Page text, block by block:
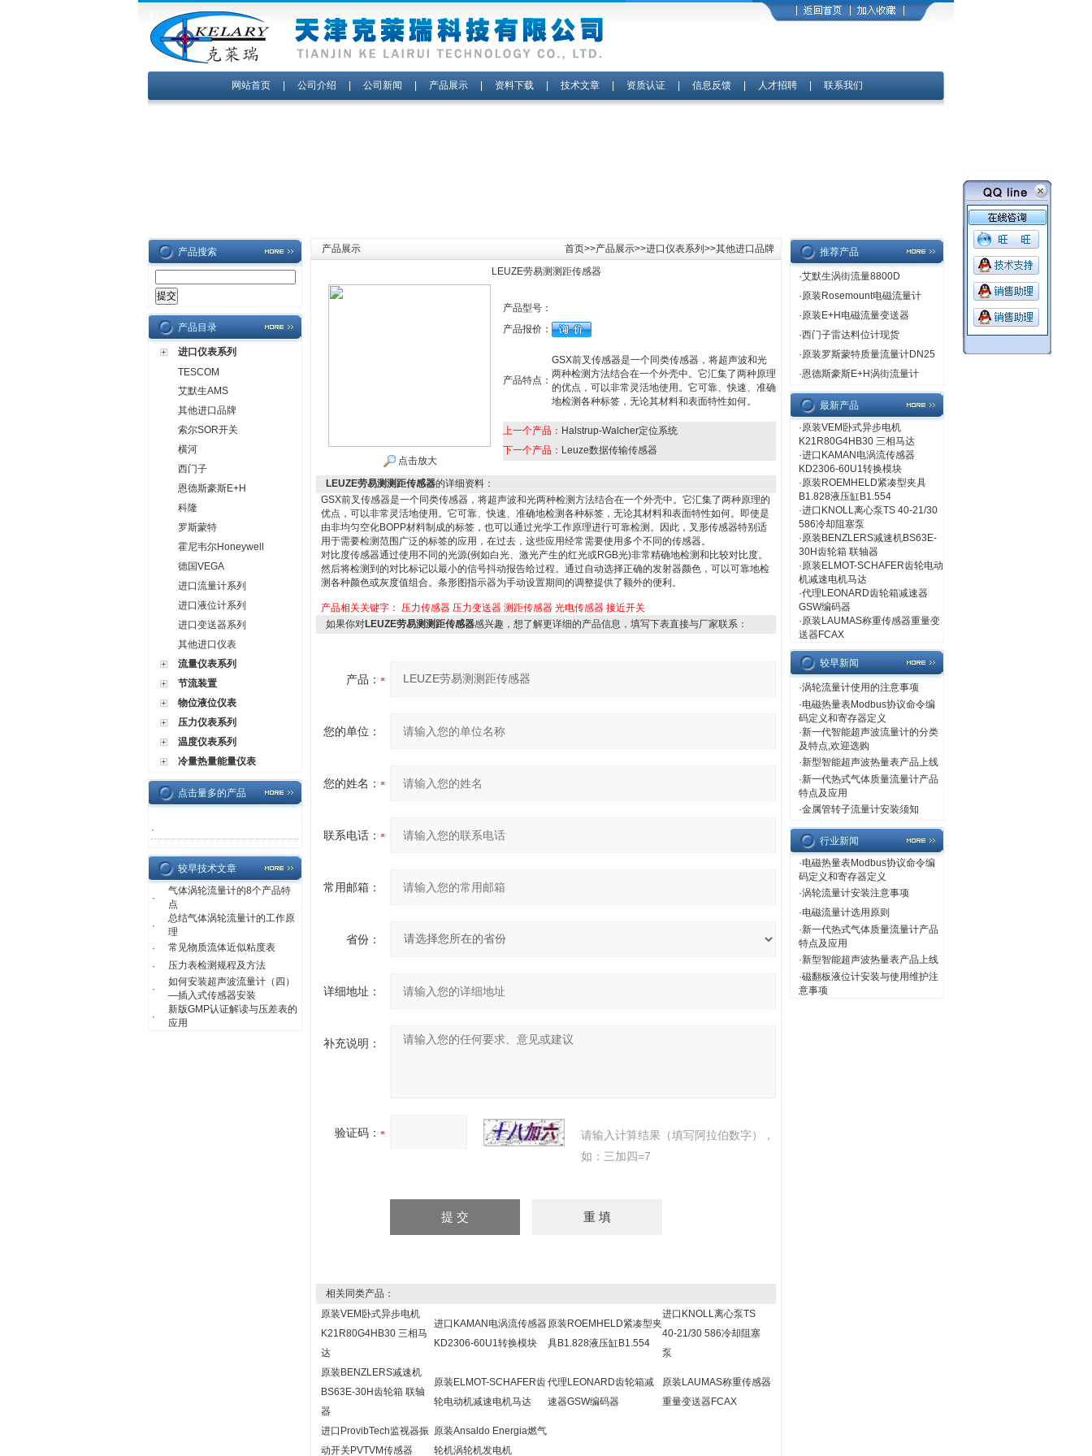
网站首页| 公司介绍 公司新闻 产品展示| 资料下载| 技术文章| 资质认证| 信息反馈| 人才招聘| 联系我们
产品搜索
产品目录
进口仪表系列
TESCOM
艾默生AMS
其他进口品牌
索尔SOR开关
横河
西门子
恩德斯豪斯E+H
科隆
罗斯蒙特
霍尼韦尔Honeywell
德国VEGA
进口流量计系列
进口液位计系列
进口变送器系列
其他进口仪表
流量仪表系列
节流装置
物位液位仪表
压力仪表系列
温度仪表系列
冷量热量能量仪表
点击量多的产品
·
较早技术文章
·
气体涡轮流量计的8个产品特
点
·
总结气体涡轮流量计的工作原
理
·
常见物质流体近似粘度表
·
压力表检测规程及方法
·
如何安装超声波流量计（四）
—插入式传感器安装
·
新版GMP认证解读与压差表的
应用
产品展示 首页>>产品展示>>进口仪表系列 >>其他进口品牌
LEUZE劳易测测距传感器
点击放大
产品型号：
产品报价：
产品特点：
GSX前叉传感器是一个同类传感器，将超声波和光
两种检测方法结合在一个外壳中。它汇集了两种原理
的优点，可以非常灵活地使用。它可靠、快速、准确
地检测各种标签，无论其材料和表面特性如何。
上一个产品： Halstrup-Walcher定位系统
下一个产品： Leuze数据传输传感器
LEUZE劳易测测距传感器的详细资料：
GSX前叉传感器是一个同类传感器，将超声波和光两种检测方法结合在一个外壳中。它汇集了两种原理的
优点，可以非常灵活地使用。它可靠、快速、准确地检测各种标签，无论其材料和表面特性如何。即使是
由非均匀空化BOPP材料制成的标签，也可以通过光学工作原理进行可靠检测。因此，叉形传感器特别适
用于需要检测范围广泛的标签的应用，在过去，这些应用经常需要使用多个不同的传感器。
对比度传感器通过使用不同的光源(例如白光、激光产生的红光或RGB光)非常精确地检测和比较对比度。
然后将检测到的对比标记以最小的信号抖动报告给过程。通过自动选择正确的发射器颜色，可以可靠地检
测各种颜色或灰度值组合。条形图指示器为手动设置期间的调整提供了额外的便利。
产品相关关键字： 压力传感器 压力变送器 测距传感器 光电传感器 接近开关
如果你对LEUZE劳易测测距传感器感兴趣，想了解更详细的产品信息，填写下表直接与厂家联系：
产品：
您的单位：
您的姓名：
联系电话：
常用邮箱：
省份：
详细地址：
补充说明：
验证码：
请输入计算结果（填写阿拉伯数字），
如：三加四=7
相关同类产品：
原装VEM卧式异步电机
K21R80G4HB30 三相马
达
进口KAMAN电涡流传感器
KD2306-60U1转换模块
原装ROEMHELD紧凑型夹
具B1.828液压缸B1.554
进口KNOLL离心泵TS
40-21/30 586冷却阻塞
泵
原装BENZLERS减速机
BS63E-30H齿轮箱 联轴
器
原装ELMOT-SCHAFER齿
轮电动机减速电机马达
代理LEONARD齿轮箱减
速器GSW编码器
原装LAUMAS称重传感器
重量变送器FCAX
进口ProvibTech监视器振
动开关PVTVM传感器
原装Ansaldo Energia燃气
轮机涡轮机发电机
推荐产品
·艾默生涡街流量8800D
·原装Rosemount电磁流量计
·原装E+H电磁流量变送器
·西门子雷达料位计现货
·原装罗斯蒙特质量流量计DN25
·恩德斯豪斯E+H涡街流量计
最新产品
·原装VEM卧式异步电机
K21R80G4HB30 三相马达
·进口KAMAN电涡流传感器
KD2306-60U1转换模块
·原装ROEMHELD紧凑型夹具
B1.828液压缸B1.554
·进口KNOLL离心泵TS 40-21/30
586冷却阻塞泵
·原装BENZLERS减速机BS63E-
30H齿轮箱 联轴器
·原装ELMOT-SCHAFER齿轮电动
机减速电机马达
·代理LEONARD齿轮箱减速器
GSW编码器
·原装LAUMAS称重传感器重量变
送器FCAX
较早新闻
·涡轮流量计使用的注意事项
·电磁热量表Modbus协议命令编
码定义和寄存器定义
·新一代智能超声波流量计的分类
及特点,欢迎选购
·新型智能超声波热量表产品上线
·新一代热式气体质量流量计产品
特点及应用
·金属管转子流量计安装须知
行业新闻
·电磁热量表Modbus协议命令编
码定义和寄存器定义
·涡轮流量计安装注意事项
·电磁流量计选用原则
·新一代热式气体质量流量计产品
特点及应用
·新型智能超声波热量表产品上线
·磁翻板液位计安装与使用维护注
意事项